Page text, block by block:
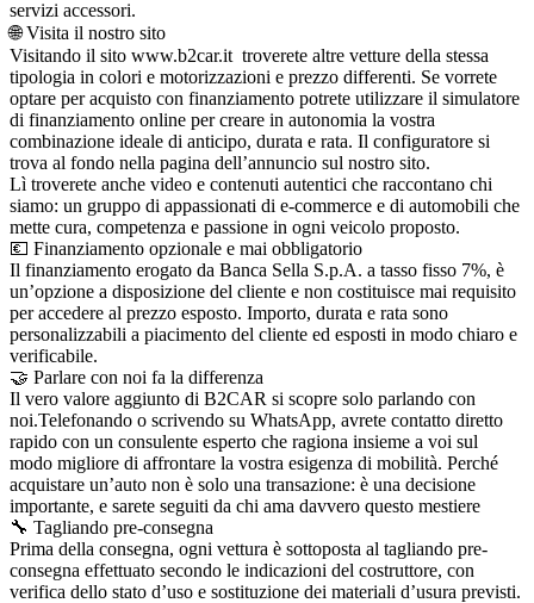
servizi accessori.
🌐 Visita il nostro sito
Visitando il sito www.b2car.it troverete altre vetture della stessa
tipologia in colori e motorizzazioni e prezzo differenti. Se vorrete
optare per acquisto con finanziamento potrete utilizzare il simulatore
di finanziamento online per creare in autonomia la vostra
combinazione ideale di anticipo, durata e rata. Il configuratore si
trova al fondo nella pagina dell’annuncio sul nostro sito.
Lì troverete anche video e contenuti autentici che raccontano chi
siamo: un gruppo di appassionati di e-commerce e di automobili che
mette cura, competenza e passione in ogni veicolo proposto.
💶 Finanziamento opzionale e mai obbligatorio
Il finanziamento erogato da Banca Sella S.p.A. a tasso fisso 7%, è
un’opzione a disposizione del cliente e non costituisce mai requisito
per accedere al prezzo esposto. Importo, durata e rata sono
personalizzabili a piacimento del cliente ed esposti in modo chiaro e
verificabile.
🤝 Parlare con noi fa la differenza
Il vero valore aggiunto di B2CAR si scopre solo parlando con
noi.Telefonando o scrivendo su WhatsApp, avrete contatto diretto
rapido con un consulente esperto che ragiona insieme a voi sul
modo migliore di affrontare la vostra esigenza di mobilità. Perché
acquistare un’auto non è solo una transazione: è una decisione
importante, e sarete seguiti da chi ama davvero questo mestiere
🔧 Tagliando pre-consegna
Prima della consegna, ogni vettura è sottoposta al tagliando pre-
consegna effettuato secondo le indicazioni del costruttore, con
verifica dello stato d’uso e sostituzione dei materiali d’usura previsti.